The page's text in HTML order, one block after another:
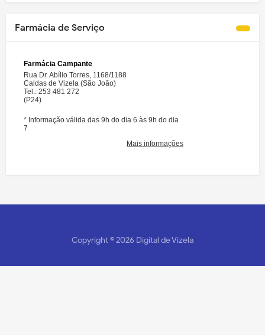
Farmácia de Serviço
Copyright ©2026 Digital de Vizela